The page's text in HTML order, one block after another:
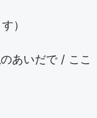
）
あいだで / ここ